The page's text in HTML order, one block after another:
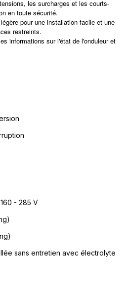
les surcharges et les courts-
en toute sécurité.
pour une installation facile et une
restreints.
informations sur l'état de l'onduleur et
- 285 V
sans entretien avec électrolyte